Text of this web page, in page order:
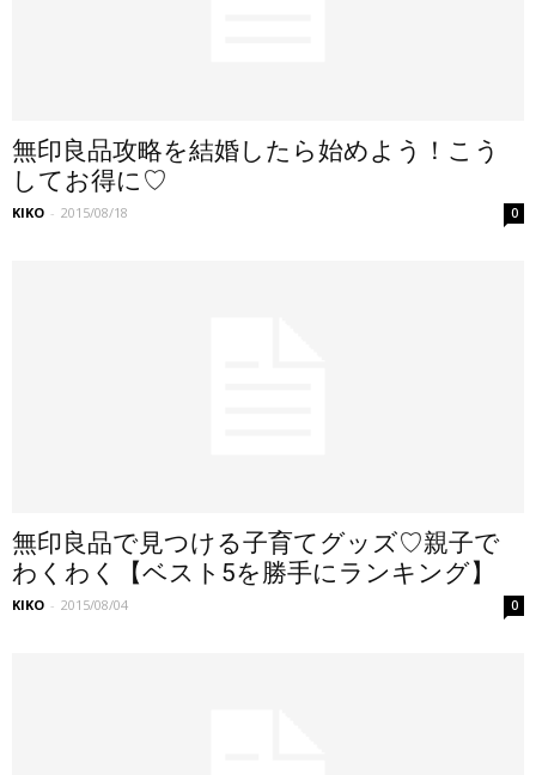
無印良品攻略を結婚したら始めよう！こう
してお得に♡
KIKO - 2015/08/18 0
無印良品で見つける子育てグッズ♡親子で
わくわく【ベスト5を勝手にランキング】
KIKO - 2015/08/04 0